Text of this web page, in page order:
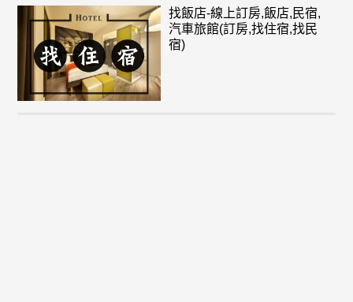
找飯店-線上訂房,飯店,民宿,
汽車旅館(訂房,找住宿,找民
宿)